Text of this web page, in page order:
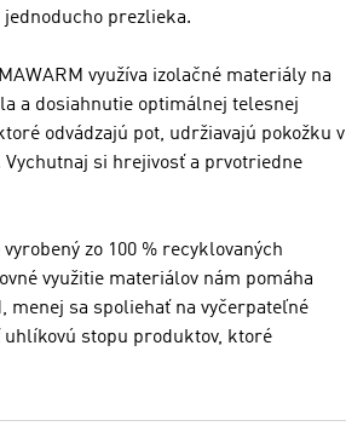
jednoducho prezlieka.
využíva izolačné materiály na
a dosiahnutie optimálnej telesnej
odvádzajú pot, udržiavajú pokožku v
Vychutnaj si hrejivosť a prvotriedne
vyrobený zo 100 % recyklovaných
využitie materiálov nám pomáha
menej sa spoliehať na vyčerpateľné
uhlíkovú stopu produktov, ktoré